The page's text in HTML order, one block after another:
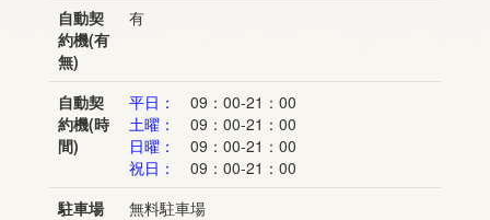
自動契
約機(有
無)
有
自動契
約機(時
間)
平日：
09：00-21：00
土曜：
09：00-21：00
日曜：
09：00-21：00
祝日：
09：00-21：00
駐車場
無料駐車場